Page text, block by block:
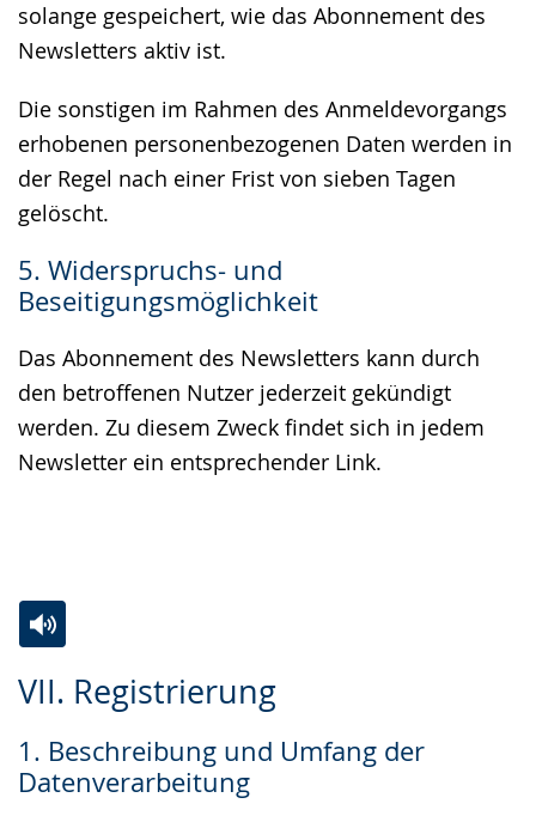
solange gespeichert, wie das Abonnement des
Newsletters aktiv ist.
Die sonstigen im Rahmen des Anmeldevorgangs
erhobenen personenbezogenen Daten werden in
der Regel nach einer Frist von sieben Tagen
gelöscht.
5. Widerspruchs- und
Beseitigungsmöglichkeit
Das Abonnement des Newsletters kann durch
den betroffenen Nutzer jederzeit gekündigt
werden. Zu diesem Zweck findet sich in jedem
Newsletter ein entsprechender Link.
VII. Registrierung
1. Beschreibung und Umfang der
Datenverarbeitung
Leichten
wechseln.
Audio-
Video
Deutscher